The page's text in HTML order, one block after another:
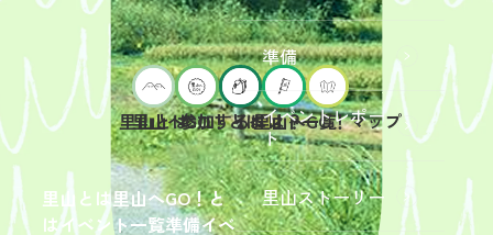
里山とは里山へGO！と
はイベント一覧準備イベ
準備
イベントレポー
ト
里山ストーリー
里山とは
里山へGO！とは
参加するには？
イベント一覧
里山へGO！マップ
2026年9
月19日
（土）
開催